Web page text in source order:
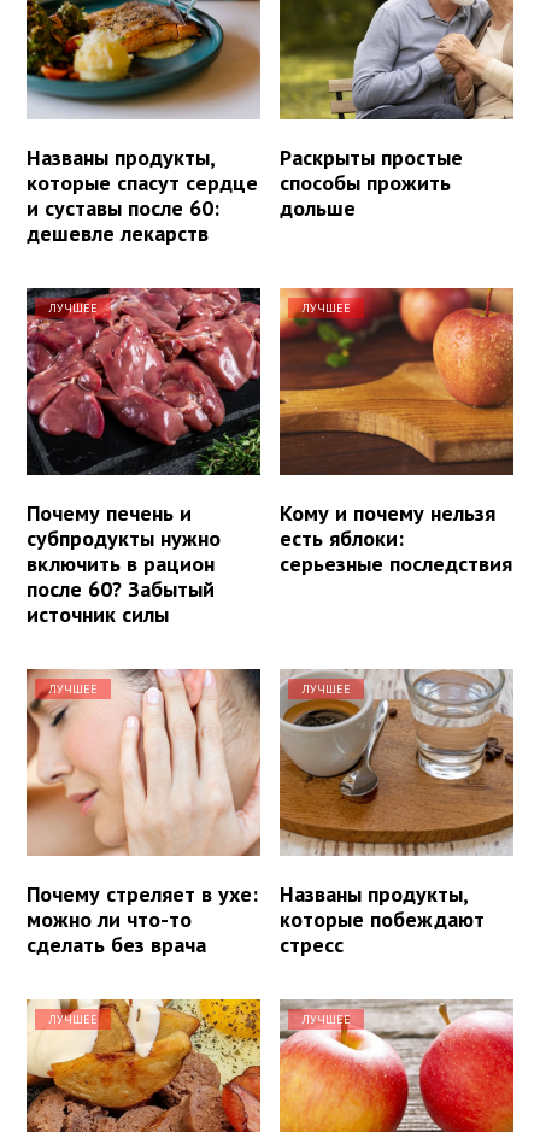
Названы продукты,
которые спасут сердце
и суставы после 60:
дешевле лекарств
Раскрыты простые
способы прожить
дольше
ЛУЧШЕЕ
Почему печень и
субпродукты нужно
включить в рацион
после 60? Забытый
источник силы
ЛУЧШЕЕ
Кому и почему нельзя
есть яблоки:
серьезные последствия
ЛУЧШЕЕ
Почему стреляет в ухе:
можно ли что-то
сделать без врача
ЛУЧШЕЕ
Названы продукты,
которые побеждают
стресс
ЛУЧШЕЕ ЛУЧШЕЕ